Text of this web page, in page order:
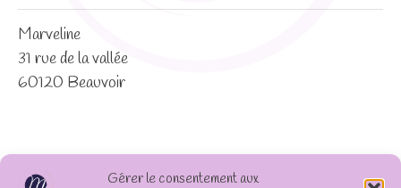
Gérer le consentement aux
Marveline
31 rue de la vallée
60120 Beauvoir